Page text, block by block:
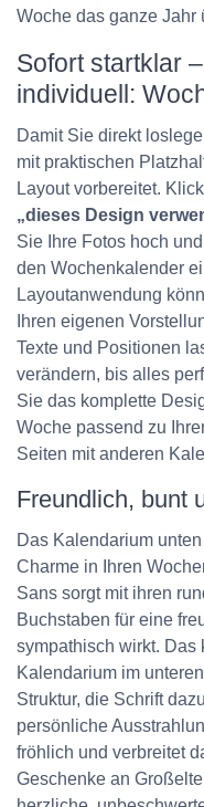
Woche das ganze Jahr
Sofort startklar
individuell:
Damit Sie direkt
mit praktischen
Layout vorbereitet.
„dieses Design
Sie Ihre Fotos hoch
den Wochenkalender
Layoutanwendung
Ihren eigenen
Texte und Positionen
verändern, bis alles
Sie das komplette
Woche passend zu
Seiten mit anderen
Freundlich, bunt
Das Kalendarium
Charme in Ihren
Sans sorgt mit ihren
Buchstaben für eine
sympathisch wirkt. Das
Kalendarium im
Struktur, die Schrift
persönliche
fröhlich und verbreitet
Geschenke an